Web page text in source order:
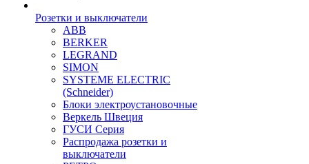
Розетки и выключатели
ABB
BERKER
LEGRAND
SIMON
SYSTEME ELECTRIC
(Schneider)
Блоки электроустановочные
Веркель Швеция
ГУСИ Серия
Распродажа розетки и
выключатели